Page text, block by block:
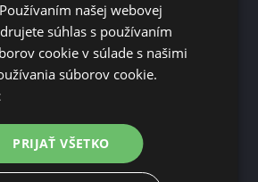
O nás
Doprava
ochrany osobných údajov
podmienky
- vratenie tovaru
Velkoobchod
našej webovej
súhlas s používaním
cookie v súlade s našimi
súborov cookie.
PRIJAŤ VŠETKO